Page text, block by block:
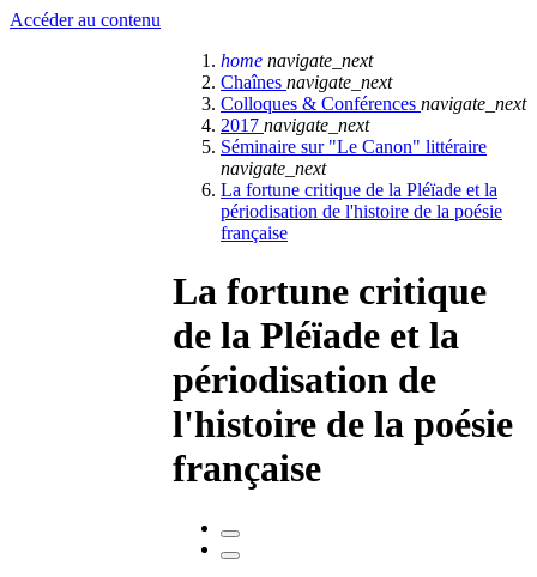
Accéder au contenu
home navigate_next
Chaînes navigate_next
Colloques & Conférences navigate_next
2017 navigate_next
Séminaire sur "Le Canon" littéraire
navigate_next
La fortune critique de la Pléïade et la
périodisation de l'histoire de la poésie
française
La fortune critique
de la Pléïade et la
périodisation de
l'histoire de la poésie
française